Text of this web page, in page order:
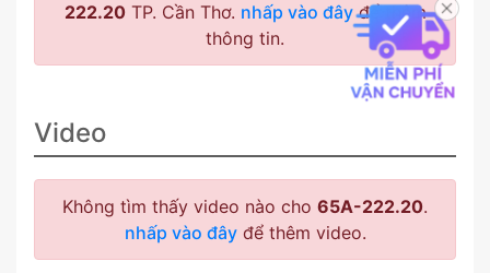
222.20TP. Cần Thơ. nhấp vào đâyđể thêm
thông tin.
Video
Không tìm thấy video nào cho 65A-222.20.
nhấp vào đâyđể thêm video.